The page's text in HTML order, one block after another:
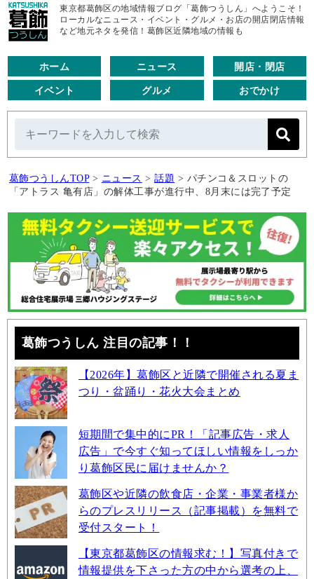
東京都葛飾区の地域情報ブログ「葛飾つうしん」へようこそ！
ローカルなニュース・イベント・グルメ・お店の開店閉店情報
など地元ネタを発信！葛飾区近隣地域の情報も
ホーム ニュース 開店・閉店
イベント グルメ おでかけ
葛飾つうしんTOP > ニュース > 話題 > パチンコ＆スロットの
「アトラス 亀有店」の解体工事が進行中、8月末には完了予定
葛飾つうしん 注目の記事！！
【2026年】葛飾区と近隣で開催される夏ま
つり・盆踊り・花火大会まとめ
短期間で集中的にPR！「記事広告・求人
広告」で今すぐ知ってほしい情報をしっか
り葛飾区民に届けませんか？
葛飾区や近隣の飲食店・企業・事業者様か
らのプレスリリース（記事掲載）を無料で
受付スタート！
【東京都葛飾区の情報求む！】写真付きで
情報提供を下さった方の中から選考の上、